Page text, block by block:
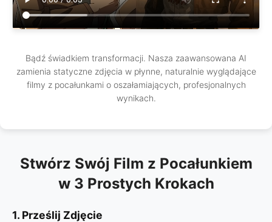
Bądź świadkiem transformacji. Nasza zaawansowana AI
zamienia statyczne zdjęcia w płynne, naturalnie wyglądające
filmy z pocałunkami o oszałamiających, profesjonalnych
wynikach.
Stwórz Swój Film z Pocałunkiem
w 3 Prostych Krokach
1. Prześlij Zdjęcie